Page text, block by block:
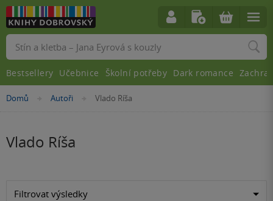
Nacházíte
Domů »Autoři »
Vlado Ríša
Vlado Ríša
Filtrovat výsledky
Vyhledávání
Bestsellery Učebnice Školní potřeby Dark romance